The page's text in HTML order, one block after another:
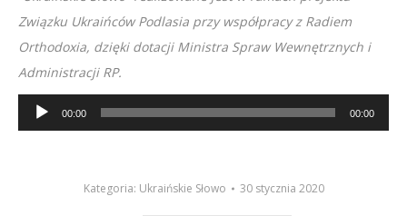
Związku Ukraińców Podlasia przy współpracy z Radiem
Orthodoxia, dzięki dotacji Ministra Spraw Wewnętrznych i
Administracji RP.
Odtwarzacz
plików
00:00 00:00
Kategoria: Ukraińskie Słowo 30 stycznia 2020